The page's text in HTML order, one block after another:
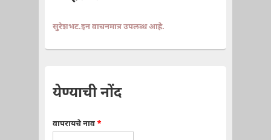
सुरेशभट.इन वाचनमात्र उपलब्ध आहे.
येण्याची नोंद
वापरायचे नाव *